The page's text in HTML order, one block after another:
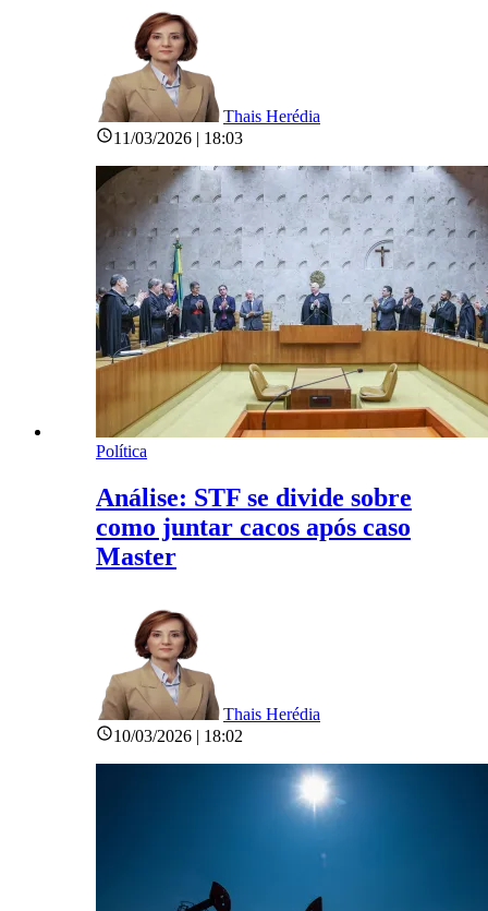
Thais Herédia
11/03/2026 | 18:03
Política
Análise: STF se divide sobre
como juntar cacos após caso
Master
Thais Herédia
10/03/2026 | 18:02